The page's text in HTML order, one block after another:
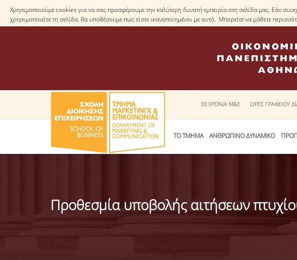
Χρησιμοποιούμε cookies για να σας προσφέρουμε την καλύτερη δυνατή εμπειρία στη σελίδα μας. Εάν
χρησιμοποιείτε τη σελίδα, θα υποθέσουμε πως είστε ικανοποιημένοι με αυτό. Μπορείτε να μάθετε
30 ΧΡΟΝΙΑ Μ&Ε ΩΡΕΣ ΓΡΑΦΕΙΟΥ
ΤΟ ΤΜΗΜΑ ΑΝΘΡΩΠΙΝΟ ΔΥΝΑΜΙΚΟ
Προθεσμία υποβολής αιτήσεων